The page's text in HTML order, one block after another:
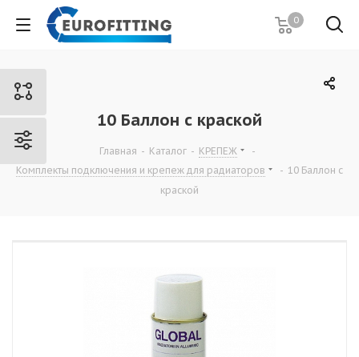
0
10 Баллон с краской
Главная - Каталог - КРЕПЕЖ
-
Комплекты подключения и крепеж для радиаторов
- 10 Баллон с
краской